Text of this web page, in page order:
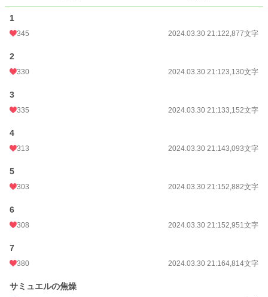
24h.ポイント 63 pt
文字数
更新日時
初回公開日時
初回完結日時
週間ポイント
月間ポイント
1
345 2024.03.30 21:122,877文字
2
330 2024.03.30 21:123,130文字
3
335 2024.03.30 21:133,152文字
4
313 2024.03.30 21:143,093文字
5
303 2024.03.30 21:152,882文字
6
308 2024.03.30 21:152,951文字
7
380 2024.03.30 21:164,814文字
サミュエルの焦燥